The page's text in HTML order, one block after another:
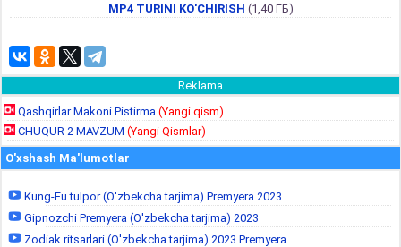
MP4 TURINI KO'CHIRISH (1,40 ГБ)
Reklama
Qashqirlar Makoni Pistirma (Yangi qism)
CHUQUR 2 MAVZUM (Yangi Qismlar)
O'xshash Ma'lumotlar
Kung-Fu tulpor (O'zbekcha tarjima) Premyera 2023
Gipnozchi Premyera (O'zbekcha tarjima) 2023
Zodiak ritsarlari (O'zbekcha tarjima) 2023 Premyera